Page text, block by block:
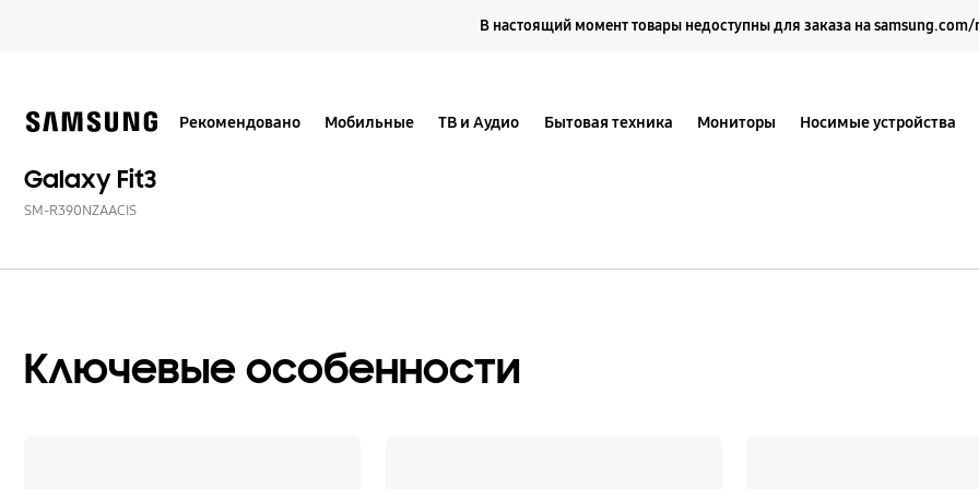
В настоящий момент товары недоступны для заказа на samsung.com/
Рекомендовано Мобильные ТВ и Аудио Бытовая техника Мониторы Носимые устройства
Galaxy Fit3
SM-R390NZAACIS
Ключевые особенности